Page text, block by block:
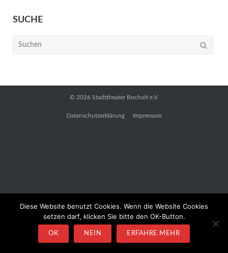
SUCHE
Suchen
© 2026 Stadttheater Bocholt e.V.
Datenschutzerklärung Impressum
Diese Website benutzt Cookies. Wenn die Website Cookies
setzen darf, klicken Sie bitte den OK-Button.
OK NEIN ERFAHRE MEHR